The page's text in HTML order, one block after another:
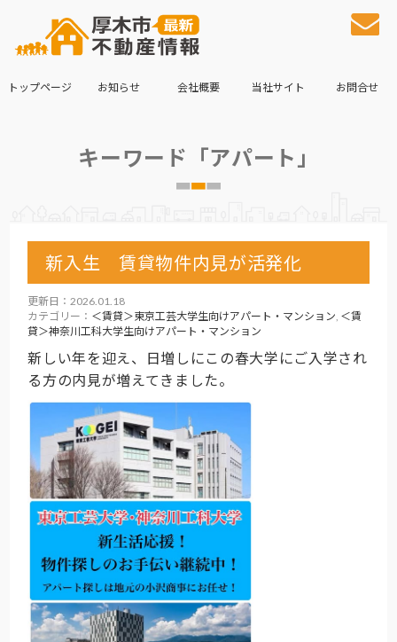
トップページ お知らせ 会社概要 当社サイト お問合せ
キーワード「アパート」
新入生 賃貸物件内見が活発化
更新日：2026.01.18
カテゴリー： ＜賃貸＞東京工芸大学生向けアパート・マンション ＜賃
貸＞神奈川工科大学生向けアパート・マンション
新しい年を迎え、日増しにこの春大学にご入学され
る方の内見が増えてきました。